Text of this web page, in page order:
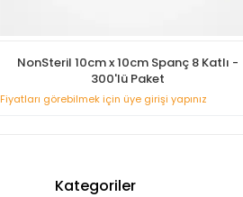
NonSteril 10cm x 10cm Spanç 8 Katlı -
300'lü Paket
Fiyatları görebilmek için üye girişi yapınız
Kategoriler